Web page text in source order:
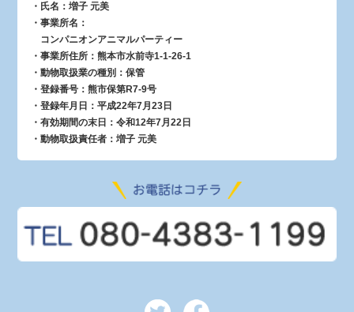
・氏名：増子 元美
・事業所名：
コンパニオンアニマルパーティー
・事業所住所：熊本市水前寺1-1-26-1
・動物取扱業の種別：保管
・登録番号：熊市保第R7-9号
・登録年月日：平成22年7月23日
・有効期間の末日：令和12年7月22日
・動物取扱責任者：増子 元美